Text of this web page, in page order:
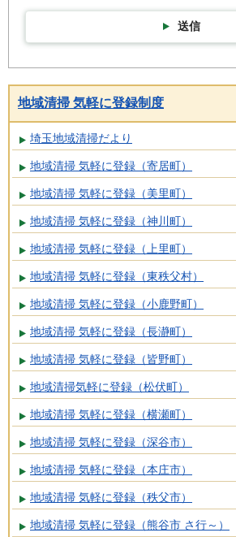
送信
地域清掃 気軽に登録制度
埼玉地域清掃だより
地域清掃 気軽に登録（寄居町）
地域清掃 気軽に登録（美里町）
地域清掃 気軽に登録（神川町）
地域清掃 気軽に登録（上里町）
地域清掃 気軽に登録（東秩父村）
地域清掃 気軽に登録（小鹿野町）
地域清掃 気軽に登録（長瀞町）
地域清掃 気軽に登録（皆野町）
地域清掃気軽に登録（松伏町）
地域清掃 気軽に登録（横瀬町）
地域清掃 気軽に登録（深谷市）
地域清掃 気軽に登録（本庄市）
地域清掃 気軽に登録（秩父市）
地域清掃 気軽に登録（熊谷市 さ行～）